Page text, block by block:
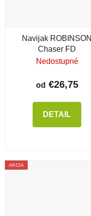
Navijak ROBINSON
Chaser FD
Nedostupné
od €26,75
DETAIL
AKCIA